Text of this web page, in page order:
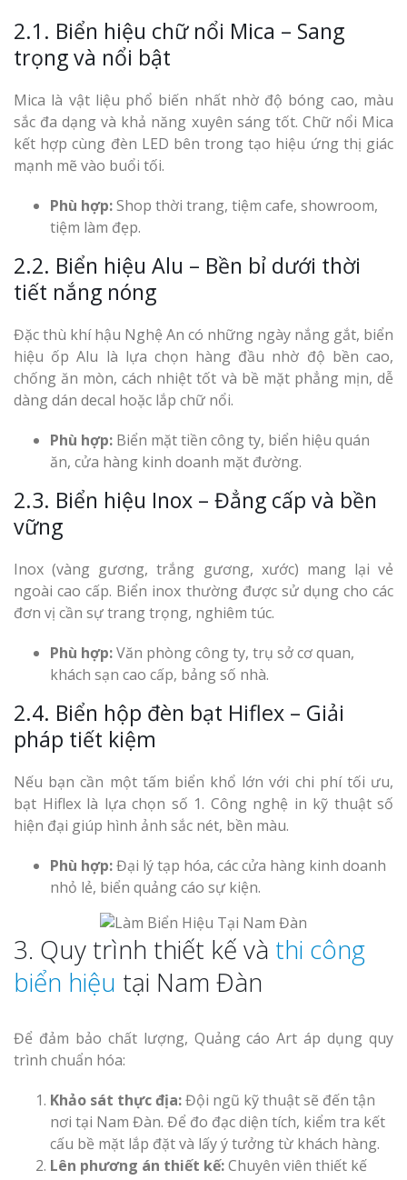
2.1. Biển hiệu chữ nổi Mica – Sang
trọng và nổi bật
Mica là vật liệu phổ biến nhất nhờ độ bóng cao, màu
sắc đa dạng và khả năng xuyên sáng tốt. Chữ nổi Mica
kết hợp cùng đèn LED bên trong tạo hiệu ứng thị giác
mạnh mẽ vào buổi tối.
Phù hợp:Shop thời trang, tiệm cafe, showroom,
tiệm làm đẹp.
2.2. Biển hiệu Alu – Bền bỉ dưới thời
tiết nắng nóng
Đặc thù khí hậu Nghệ An có những ngày nắng gắt, biển
hiệu ốp Alu là lựa chọn hàng đầu nhờ độ bền cao,
chống ăn mòn, cách nhiệt tốt và bề mặt phẳng mịn, dễ
dàng dán decal hoặc lắp chữ nổi.
Phù hợp: Biển mặt tiền công ty, biển hiệu quán
ăn, cửa hàng kinh doanh mặt đường.
2.3. Biển hiệu Inox – Đẳng cấp và bền
vững
Inox (vàng gương, trắng gương, xước) mang lại vẻ
ngoài cao cấp. Biển inox thường được sử dụng cho các
đơn vị cần sự trang trọng, nghiêm túc.
Phù hợp:Văn phòng công ty, trụ sở cơ quan,
khách sạn cao cấp, bảng số nhà.
2.4. Biển hộp đèn bạt Hiflex – Giải
pháp tiết kiệm
Nếu bạn cần một tấm biển khổ lớn với chi phí tối ưu,
bạt Hiflex là lựa chọn số 1. Công nghệ in kỹ thuật số
hiện đại giúp hình ảnh sắc nét, bền màu.
Phù hợp:Đại lý tạp hóa, các cửa hàng kinh doanh
nhỏ lẻ, biển quảng cáo sự kiện.
3. Quy trình thiết kế và thi công
biển hiệu tại Nam Đàn
Để đảm bảo chất lượng, Quảng cáo Art áp dụng quy
trình chuẩn hóa:
Khảo sát thực địa:Đội ngũ kỹ thuật sẽ đến tận
nơi tại Nam Đàn. Để đo đạc diện tích, kiểm tra kết
cấu bề mặt lắp đặt và lấy ý tưởng từ khách hàng.
Lên phương án thiết kế:Chuyên viên thiết kế